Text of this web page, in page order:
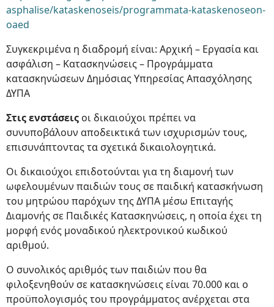
asphalise/kataskenoseis/programmata-kataskenoseon-
oaed
Συγκεκριμένα η διαδρομή είναι: Αρχική – Εργασία και
ασφάλιση – Κατασκηνώσεις – Προγράμματα
κατασκηνώσεων Δημόσιας Υπηρεσίας Απασχόλησης
ΔΥΠΑ
Στις ενστάσεις οι δικαιούχοι πρέπει να
συνυποβάλουν αποδεικτικά των ισχυρισμών τους,
επισυνάπτοντας τα σχετικά δικαιολογητικά.
Οι δικαιούχοι επιδοτούνται για τη διαμονή των
ωφελουμένων παιδιών τους σε παιδική κατασκήνωση
του μητρώου παρόχων της ΔΥΠΑ μέσω Επιταγής
Διαμονής σε Παιδικές Κατασκηνώσεις, η οποία έχει τη
μορφή ενός μοναδικού ηλεκτρονικού κωδικού
αριθμού.
Ο συνολικός αριθμός των παιδιών που θα
φιλοξενηθούν σε κατασκηνώσεις είναι 70.000 και ο
προϋπολογισμός του προγράμματος ανέρχεται στα